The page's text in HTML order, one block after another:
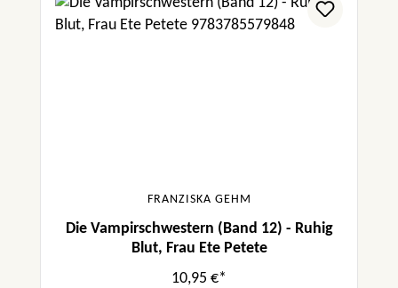
FRANZISKA GEHM
Die Vampirschwestern (Band 12) - Ruhig
Blut, Frau Ete Petete
10,95 €*